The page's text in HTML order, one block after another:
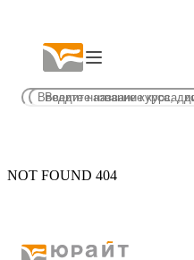
NOT FOUND 404